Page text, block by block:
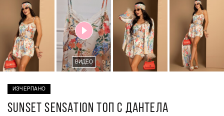
ВИДЕО
ИЗЧЕРПАНО
SUNSET SENSATION ТОП С ДАНТЕЛА